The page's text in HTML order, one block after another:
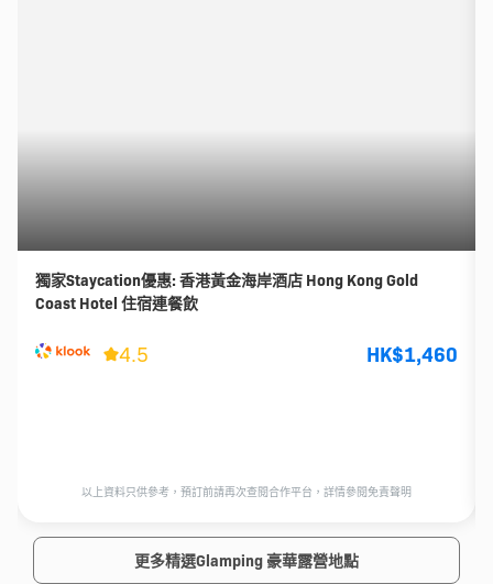
獨家Staycation優惠: 香港黃金海岸酒店 Hong Kong Gold
Coast Hotel 住宿連餐飲
4.5 HK$1,460
以上資料只供參考，預訂前請再次查閱合作平台，詳情參閱免責聲明
更多精選Glamping 豪華露營地點